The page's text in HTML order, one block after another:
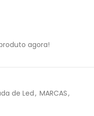
agora!
de Led, MARCAS,